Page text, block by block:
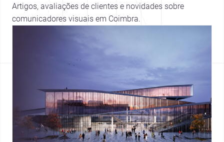
Artigos, avaliações de clientes e novidades sobre
comunicadores visuais em Coimbra.